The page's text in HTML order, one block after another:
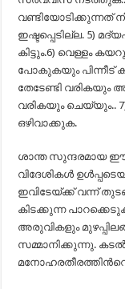
വണ്ടിയോടിക്കുന്നത്
ഇഷ്ടപ്പെടില്ല. 5)
കിട്ടും.6) വെള്ളം
പോകുകയും പിന്നീട്
തേടേണ്ടി
വരികയും ചെയ്യും..
ഒഴിവാക്കുക.
ശാന്ത സുന്ദരമായ ഈ
വിദേശികള്‍
ഇവിടേയ്ക്ക് വന്ന്
കിടക്കുന്ന
അരുവികളും
സമ്മാനിക്കുന്നു.
മനോഹരതീരത്തിന്‍റെ